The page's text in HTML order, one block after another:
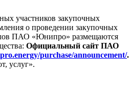
участников закупочных
о проведении закупочных
ПАО «Юнипро» размещаются
Официальный сайт ПАО
purchase/announcement/.
услуг».